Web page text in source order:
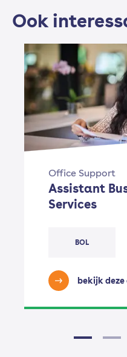
Ook
Office Support
Assistant
Services
BOL
bekijk